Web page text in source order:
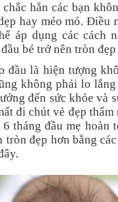
chắc hẳn các bạn
hay méo mó. Điều
áp dụng các cách
bé trở nên tròn đẹp
đầu là hiện tượng
không phải lo
đến sức khỏe và
đi chút vẻ đẹp thẩm
tháng đầu mẹ hoàn
tròn đẹp hơn bằng các